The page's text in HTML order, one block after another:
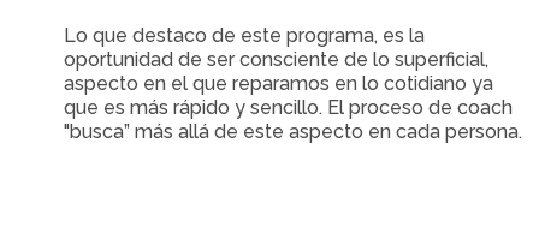
Lo que destaco de este programa, es la
oportunidad de ser consciente de lo superficial,
aspecto en el que reparamos en lo cotidiano ya
que es más rápido y sencillo. El proceso de coach
"busca” más allá de este aspecto en cada persona.